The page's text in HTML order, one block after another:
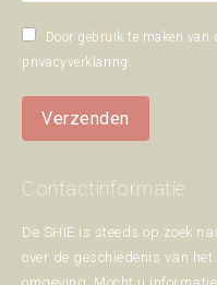
Door gebruik te maken
privacyverklaring .
Verzenden
Contactinformatie
De SHIE is steeds op zoek
over de geschiedenis van